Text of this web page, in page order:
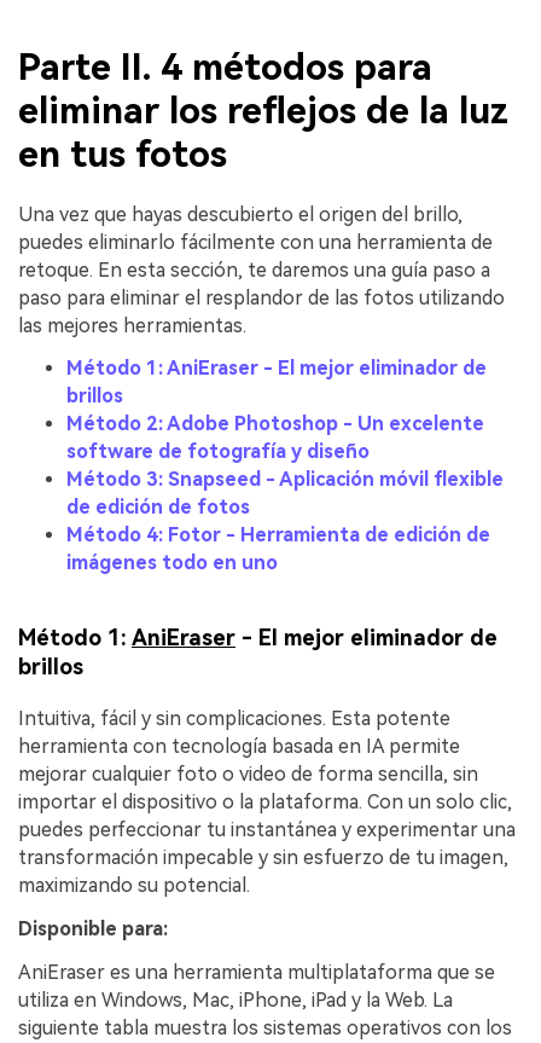
Parte II. 4 métodos para
eliminar los reflejos de la luz
en tus fotos
Una vez que hayas descubierto el origen del brillo,
puedes eliminarlo fácilmente con una herramienta de
retoque. En esta sección, te daremos una guía paso a
paso para eliminar el resplandor de las fotos utilizando
las mejores herramientas.
Método 1: AniEraser - El mejor eliminador de
brillos
Método 2: Adobe Photoshop - Un excelente
software de fotografía y diseño
Método 3: Snapseed - Aplicación móvil flexible
de edición de fotos
Método 4: Fotor - Herramienta de edición de
imágenes todo en uno
Método 1: AniEraser - El mejor eliminador de
brillos
Intuitiva, fácil y sin complicaciones. Esta potente
herramienta con tecnología basada en IA permite
mejorar cualquier foto o video de forma sencilla, sin
importar el dispositivo o la plataforma. Con un solo clic,
puedes perfeccionar tu instantánea y experimentar una
transformación impecable y sin esfuerzo de tu imagen,
maximizando su potencial.
Disponible para:
AniEraser es una herramienta multiplataforma que se
utiliza en Windows, Mac, iPhone, iPad y la Web. La
siguiente tabla muestra los sistemas operativos con los